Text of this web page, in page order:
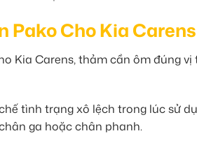
Pako Cho Kia Carens
Kia Carens, thảm cần ôm đúng vị
tình trạng xô lệch trong lúc sử
ga hoặc chân phanh.